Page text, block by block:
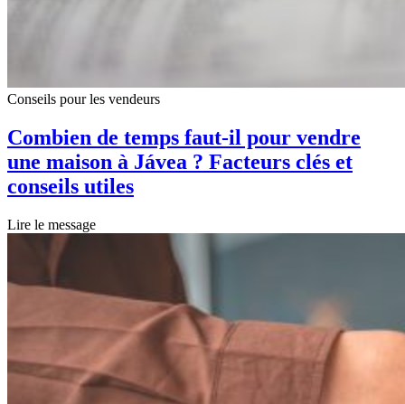
Conseils pour les vendeurs
Combien de temps faut-il pour vendre
une maison à Jávea ? Facteurs clés et
conseils utiles
Lire le message